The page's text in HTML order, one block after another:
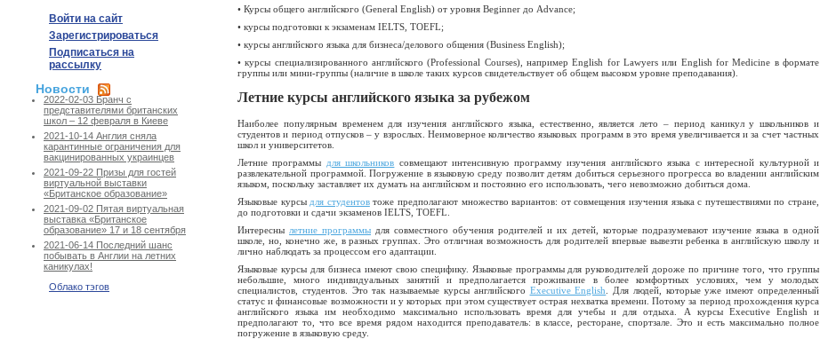
Войти на сайт
Зарегистрироваться
Подписаться на
рассылку
Новости
2022-02-03 Бранч с
представителями британских
школ – 12 февраля в Киеве
2021-10-14 Англия сняла
карантинные ограничения для
вакцинированных украинцев
2021-09-22 Призы для гостей
виртуальной выставки
«Британское образование»
2021-09-02 Пятая виртуальная
выставка «Британское
образование» 17 и 18 сентября
2021-06-14 Последний шанс
побывать в Англии на летних
каникулах!
Облако тэгов
• Курсы общего английского (General English) от уровня Beginner до Advance;
• курсы подготовки к экзаменам IELTS, TOEFL;
• курсы английского языка для бизнеса/делового общения (Business English);
• курсы специализированного английского (Professional Courses), например English for Lawyers или English for Medicine в формате
группы или мини-группы (наличие в школе таких курсов свидетельствует об общем высоком уровне преподавания).
Летние курсы английского языка за рубежом
Наиболее популярным временем для изучения английского языка, естественно, является лето – период каникул у школьников и
студентов и период отпусков – у взрослых. Неимоверное количество языковых программ в это время увеличивается и за счет частных
школ и университетов.
Летние программы для школьников совмещают интенсивную программу изучения английского языка с интересной культурной и
развлекательной программой. Погружение в языковую среду позволит детям добиться серьезного прогресса во владении английским
языком, поскольку заставляет их думать на английском и постоянно его использовать, чего невозможно добиться дома.
Языковые курсы для студентовтоже предполагают множество вариантов: от совмещения изучения языка с путешествиями по стране,
до подготовки и сдачи экзаменов IELTS, TOEFL.
Интересны летние программы для совместного обучения родителей и их детей, которые подразумевают изучение языка в одной
школе, но, конечно же, в разных группах. Это отличная возможность для родителей впервые вывезти ребенка в английскую школу и
лично наблюдать за процессом его адаптации.
Языковые курсы для бизнеса имеют свою специфику. Языковые программы для руководителей дороже по причине того, что группы
небольшие, много индивидуальных занятий и предполагается проживание в более комфортных условиях, чем у молодых
специалистов, студентов. Это так называемые курсы английского Executive English
. Для людей, которые уже имеют определенный
статус и финансовые возможности и у которых при этом существует острая нехватка времени. Потому за период прохождения курса
английского языка им необходимо максимально использовать время для учебы и для отдыха. А курсы Executive English и
предполагают то, что все время рядом находится преподаватель: в классе, ресторане, спортзале. Это и есть максимально полное
погружение в языковую среду.